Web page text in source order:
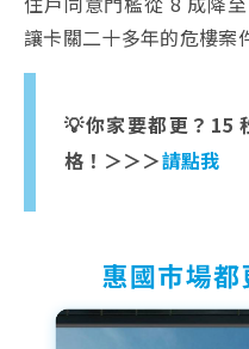
讓卡關二十多年的危樓案
💡你家要都更？15
格！＞＞＞請點我